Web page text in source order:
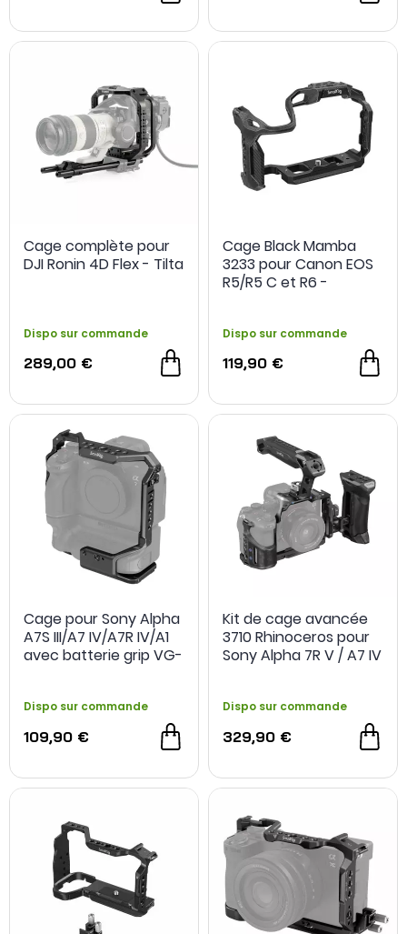
Cage complète pour
DJI Ronin 4D Flex - Tilta
Dispo sur commande
289,00 €
Cage Black Mamba
3233 pour Canon EOS
R5/R5 C et R6 -
Dispo sur commande
119,90 €
Cage pour Sony Alpha
A7S III/A7 IV/A7R IV/A1
avec batterie grip VG-
Dispo sur commande
109,90 €
Kit de cage avancée
3710 Rhinoceros pour
Sony Alpha 7R V / A7 IV
Dispo sur commande
329,90 €